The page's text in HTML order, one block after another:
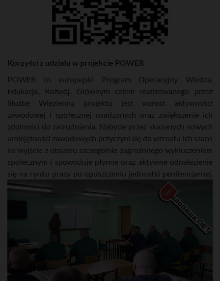
Korzyści z udziału w projekcie POWER
POWER to europejski Program Operacyjny Wiedza,
Edukacja, Rozwój. Głównym celem realizowanego przez
Służbę Więzienną projektu jest wzrost aktywności
zawodowej i społecznej osadzonych oraz zwiększenie ich
zdolności do zatrudnienia. Nabycie przez skazanych nowych
umiejętności zawodowych przyczyni się do wzrostu ich szans
na wyjście z obszaru szczególnie zagrożonego wykluczeniem
społecznym i spowoduje płynne oraz aktywne odnalezienie
się na rynku pracy po opuszczeniu jednostki penitencjarnej.